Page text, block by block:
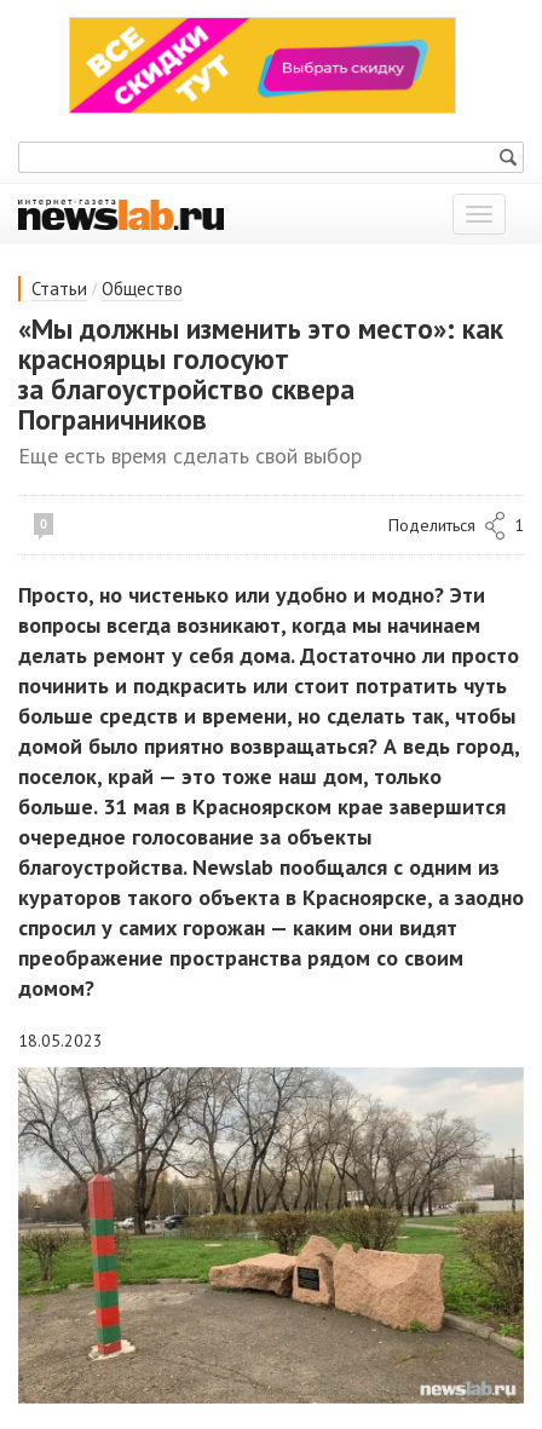
Показать
меню
Статьи / Общество
«Мы должны изменить это место»: как
красноярцы голосуют
за благоустройство сквера
Пограничников
Еще есть время сделать свой выбор
0 Поделиться 1
Просто, но чистенько или удобно и модно? Эти
вопросы всегда возникают, когда мы начинаем
делать ремонт у себя дома. Достаточно ли просто
починить и подкрасить или стоит потратить чуть
больше средств и времени, но сделать так, чтобы
домой было приятно возвращаться? А ведь город,
поселок, край — это тоже наш дом, только
больше. 31 мая в Красноярском крае завершится
очередное голосование за объекты
благоустройства. Newslab пообщался с одним из
кураторов такого объекта в Красноярске, а заодно
спросил у самих горожан — каким они видят
преображение пространства рядом со своим
домом?
18.05.2023